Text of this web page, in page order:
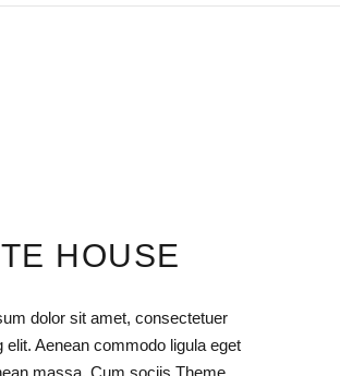
HOUSE
dolor sit amet, consectetuer
elit. Aenean commodo ligula eget
massa. Cum sociis Theme